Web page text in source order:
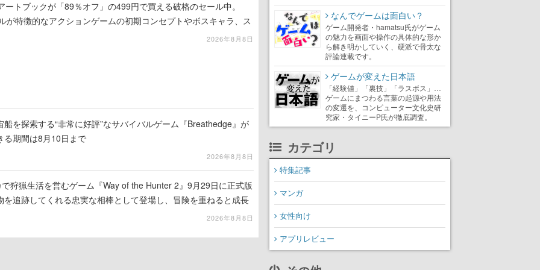
トブックが「89％オフ」の499円で買える破格のセール中。
が特徴的なアクションゲームの初期コンセプトやボスキャラ、ス
2026年8月8日
を探索する“非常に好評”なサバイバルゲーム『Breathedge』が
る期間は8月10日まで
2026年8月8日
で狩猟生活を営むゲーム『Way of the Hunter 2』9月29日に正式版
を追跡してくれる忠実な相棒として登場し、冒険を重ねると成長
2026年8月8日
なんでゲームは面白い？
ゲーム開発者・hamatsu氏がゲーム
の魅力を画面や操作の具体的な形か
ら解き明かしていく、硬派で骨太な
評論連載です。
ゲームが変えた日本語
「経験値」「裏技」「ラスボス」…
ゲームにまつわる言葉の起源や用法
の変遷を、コンピューター文化史研
究家・タイニーP氏が徹底調査。
カテゴリ
特集記事
マンガ
女性向け
アプリレビュー